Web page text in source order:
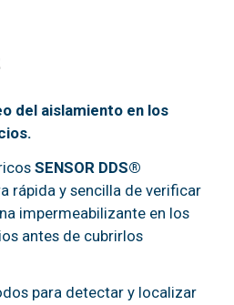
del aislamiento en los
SENSOR DDS®
rápida y sencilla de verificar
impermeabilizante en los
antes de cubrirlos
para detectar y localizar